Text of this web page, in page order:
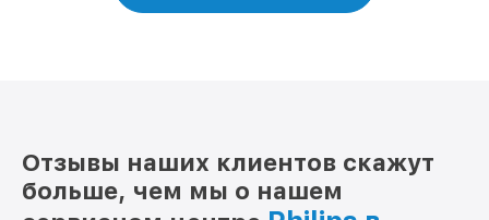
Отзывы наших клиентов скажут
больше, чем мы о нашем